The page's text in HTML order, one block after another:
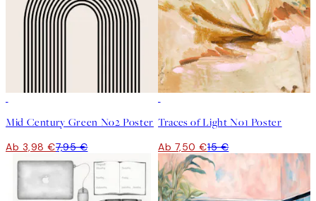
Mid Century Green No2 Poster
Ab 3,98 €7,95 €
Traces of Light No1 Poster
Ab 7,50 €15 €